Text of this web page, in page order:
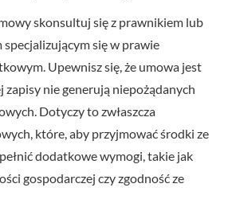
skonsultuj się z prawnikiem lub
się w prawie
Upewnisz się, że umowa jest
zapisy nie generują niepożądanych
Dotyczy to zwłaszcza
które, aby przyjmować środki ze
dodatkowe wymogi, takie jak
gospodarczej czy zgodność ze